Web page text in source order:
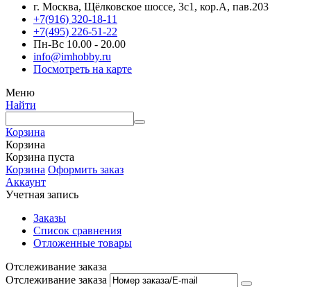
г. Москва, Щёлковское шоссе, 3с1, кор.А, пав.203
+7(916) 320-18-11
+7(495) 226-51-22
Пн-Вс 10.00 - 20.00
info@imhobby.ru
Посмотреть на карте
Меню
Найти
Корзина
Корзина
Корзина пуста
Корзина Оформить заказ
Аккаунт
Учетная запись
Заказы
Список сравнения
Отложенные товары
Отслеживание заказа
Отслеживание заказа